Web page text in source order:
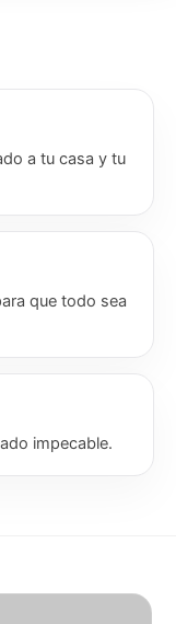
a tu casa y tu
que todo sea
impecable.